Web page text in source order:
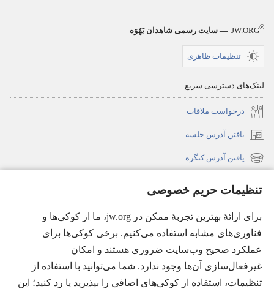
تنظیمات حریم خصوصی
برای ارائهٔ بهترین تجربهٔ ممکن در jw.org، ما از کوکی‌ها و
فناوری‌های مشابه استفاده می‌کنیم. برخی کوکی‌ها برای
عملکرد صحیح وب‌سایت ضروری هستند و امکان
غیرفعال‌سازی آن‌ها وجود ندارد. شما می‌توانید با استفاده از
تنظیمات، استفاده از کوکی‌های اضافی را بپذیرید یا رد کنید؛ این
JW.ORG® — سایت رسمی شاهدان یَهُوَه
تنظیمات ظاهری
لینک‌های دسترسی سریع
درخواست ملاقات
یافتن آدرس جلسه
(پنجره‌ای
جدید
باز
یافتن آدرس کنگره
(پنجره‌ای
باز
جستجو
ارتباطات جهانی
راهنما